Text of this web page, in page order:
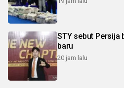
STY sebut Persija
baru
20 jam lalu